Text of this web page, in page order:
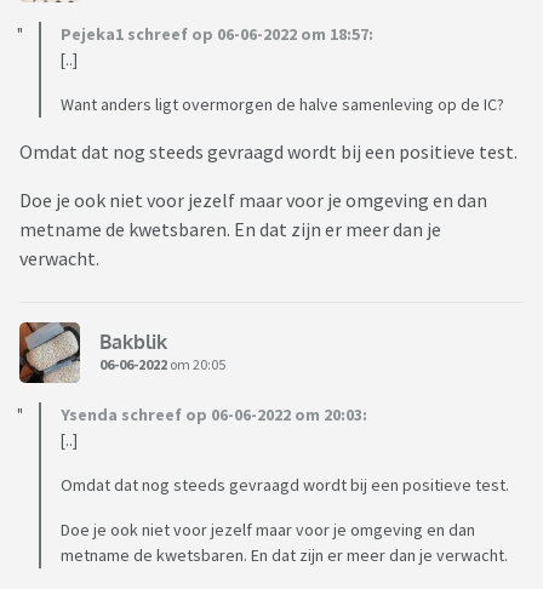
Pejeka1 schreef op 06-06-2022 om 18:57:
[..]
Want anders ligt overmorgen de halve samenleving op de IC?
Omdat dat nog steeds gevraagd wordt bij een positieve test.
Doe je ook niet voor jezelf maar voor je omgeving en dan
metname de kwetsbaren. En dat zijn er meer dan je
verwacht.
Bakblik
06-06-2022 om 20:05
Ysenda schreef op 06-06-2022 om 20:03:
[..]
Omdat dat nog steeds gevraagd wordt bij een positieve test.
Doe je ook niet voor jezelf maar voor je omgeving en dan
metname de kwetsbaren. En dat zijn er meer dan je verwacht.